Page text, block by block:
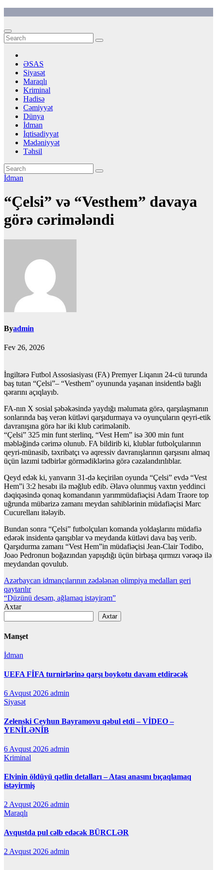
content
ƏSAS
Siyasət
Maraqlı
Kriminal
Hadisə
Cəmiyyət
Dünya
İdman
İqtisadiyyat
Mədəniyyət
Təhsil
İdman
“Çelsi” və “Vesthem” davaya
görə cərimələndi
Byadmin
Fev 26, 2026
İngiltərə Futbol Assosiasiyası (FA) Premyer Liqanın 24-cü turunda
baş tutan “Çelsi”– “Vesthem” oyununda yaşanan insidentlə bağlı
qərarını açıqlayıb.
FA-nın X sosial şəbəkəsində yaydığı məlumata görə, qarşılaşmanın
sonlarında baş verən kütləvi qarşıdurmaya və oyunçuların qeyri-etik
davranışına görə hər iki klub cərimələnib.
“Çelsi” 325 min funt sterlinq, “Vest Hem” isə 300 min funt
məbləğində cərimə olunub. FA bildirib ki, klublar futbolçularının
qeyri-münasib, təxribatçı və aqressiv davranışlarının qarşısını almaq
üçün lazımi tədbirlər görmədiklərinə görə cəzalandırılıblar.
Qeyd edək ki, yanvarın 31-də keçirilən oyunda “Çelsi” evdə “Vest
Hem”i 3:2 hesabı ilə məğlub edib. Əlavə olunmuş vaxtın yeddinci
dəqiqəsində qonaq komandanın yarımmüdafiəçisi Adam Traore top
uğrunda mübarizə zamanı meydan sahiblərinin müdafiəçisi Marc
Cucurellanı itələyib.
Bundan sonra “Çelsi” futbolçuları komanda yoldaşlarını müdafiə
edərək insidentə qarışıblar və meydanda kütləvi dava baş verib.
Qarşıdurma zamanı “Vest Hem”in müdafiəçisi Jean-Clair Todibo,
Joao Pedronun boğazından yapışdığı üçün birbaşa qırmızı vərəqə ilə
meydandan qovulub.
Yazı
naviqasiyası
Azərbaycan idmançılarının zədələnən olimpiya medalları geri
qaytarılır
“Düzünü desəm, ağlamaq istəyirəm”
Axtar
Axtar
Manşet
İdman
UEFA FİFA turnirlərinə qarşı boykotu davam etdirəcək
6 Avqust 2026 admin
Siyasət
Zelenski Ceyhun Bayramovu qəbul etdi – VİDEO –
YENİLƏNİB
6 Avqust 2026 admin
Kriminal
Elvinin öldüyü qətlin detalları – Atası anasını bıçaqlamaq
istəyirmiş
2 Avqust 2026 admin
Maraqlı
Avqustda pul cəlb edəcək BÜRCLƏR
2 Avqust 2026 admin